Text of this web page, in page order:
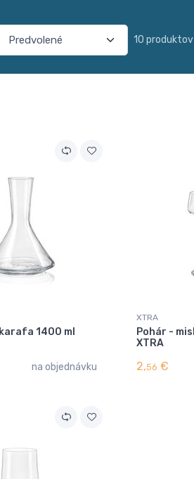
10 produktov
1400 ml
na objednávku
XTRA
Pohár -
XTRA
2,56 €